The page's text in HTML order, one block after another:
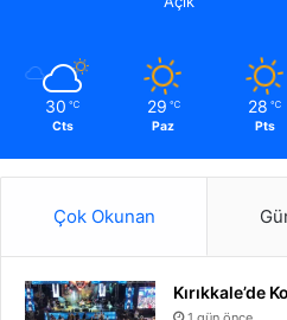
30 ℃
Cts
29 ℃
Paz
28 ℃
Pts
Çok Okunan
Kırıkkale’de